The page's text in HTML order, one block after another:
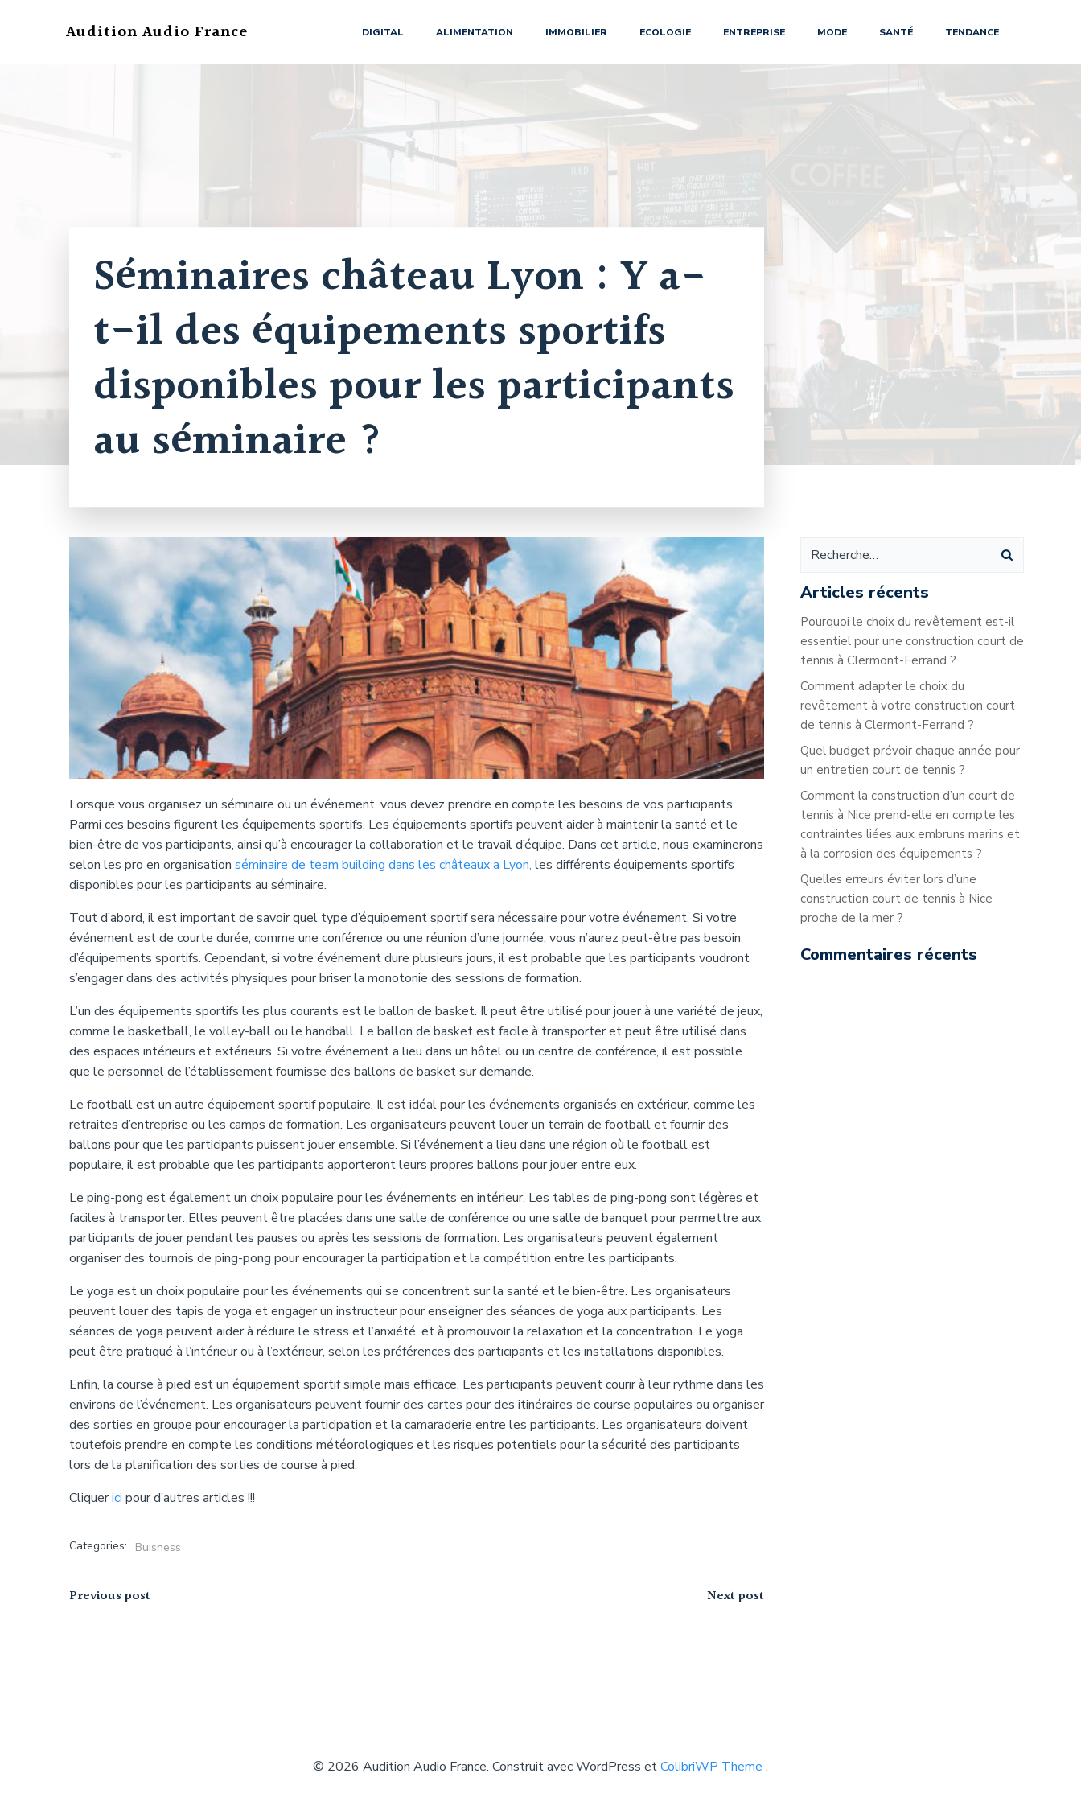
Audition Audio France DIGITAL ALIMENTATION IMMOBILIER ECOLOGIE ENTREPRISE MODE SANTÉ TENDANCE
Séminaires château Lyon : Y a-
t-il des équipements sportifs
disponibles pour les participants
au séminaire ?
Lorsque vous organisez un séminaire ou un événement, vous devez prendre en compte les besoins de vos participants.
Parmi ces besoins figurent les équipements sportifs. Les équipements sportifs peuvent aider à maintenir la santé et le
bien-être de vos participants, ainsi qu’à encourager la collaboration et le travail d’équipe. Dans cet article, nous examinerons
selon les pro en organisation séminaire de team building dans les châteaux a Lyon, les différents équipements sportifs
disponibles pour les participants au séminaire.
Tout d’abord, il est important de savoir quel type d’équipement sportif sera nécessaire pour votre événement. Si votre
événement est de courte durée, comme une conférence ou une réunion d’une journée, vous n’aurez peut-être pas besoin
d’équipements sportifs. Cependant, si votre événement dure plusieurs jours, il est probable que les participants voudront
s’engager dans des activités physiques pour briser la monotonie des sessions de formation.
L’un des équipements sportifs les plus courants est le ballon de basket. Il peut être utilisé pour jouer à une variété de jeux,
comme le basketball, le volley-ball ou le handball. Le ballon de basket est facile à transporter et peut être utilisé dans
des espaces intérieurs et extérieurs. Si votre événement a lieu dans un hôtel ou un centre de conférence, il est possible
que le personnel de l’établissement fournisse des ballons de basket sur demande.
Le football est un autre équipement sportif populaire. Il est idéal pour les événements organisés en extérieur, comme les
retraites d’entreprise ou les camps de formation. Les organisateurs peuvent louer un terrain de football et fournir des
ballons pour que les participants puissent jouer ensemble. Si l’événement a lieu dans une région où le football est
populaire, il est probable que les participants apporteront leurs propres ballons pour jouer entre eux.
Le ping-pong est également un choix populaire pour les événements en intérieur. Les tables de ping-pong sont légères et
faciles à transporter. Elles peuvent être placées dans une salle de conférence ou une salle de banquet pour permettre aux
participants de jouer pendant les pauses ou après les sessions de formation. Les organisateurs peuvent également
organiser des tournois de ping-pong pour encourager la participation et la compétition entre les participants.
Le yoga est un choix populaire pour les événements qui se concentrent sur la santé et le bien-être. Les organisateurs
peuvent louer des tapis de yoga et engager un instructeur pour enseigner des séances de yoga aux participants. Les
séances de yoga peuvent aider à réduire le stress et l’anxiété, et à promouvoir la relaxation et la concentration. Le yoga
peut être pratiqué à l’intérieur ou à l’extérieur, selon les préférences des participants et les installations disponibles.
Enfin, la course à pied est un équipement sportif simple mais efficace. Les participants peuvent courir à leur rythme dans les
environs de l’événement. Les organisateurs peuvent fournir des cartes pour des itinéraires de course populaires ou organiser
des sorties en groupe pour encourager la participation et la camaraderie entre les participants. Les organisateurs doivent
toutefois prendre en compte les conditions météorologiques et les risques potentiels pour la sécurité des participants
lors de la planification des sorties de course à pied.
Cliquerici pour d’autres articles !!!
Categories: Buisness
Navigation
Previous post Next post
Articles récents
Pourquoi le choix du revêtement est-il
essentiel pour une construction court de
tennis à Clermont-Ferrand ?
Comment adapter le choix du
revêtement à votre construction court
de tennis à Clermont-Ferrand ?
Quel budget prévoir chaque année pour
un entretien court de tennis ?
Comment la construction d’un court de
tennis à Nice prend-elle en compte les
contraintes liées aux embruns marins et
à la corrosion des équipements ?
Quelles erreurs éviter lors d’une
construction court de tennis à Nice
proche de la mer ?
Commentaires récents
© 2026 Audition Audio France. Construit avec WordPress etColibriWP Theme .